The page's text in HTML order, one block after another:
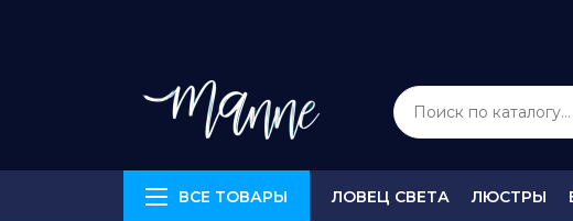
ВСЕ ТОВАРЫ ЛОВЕЦ СВЕТА ЛЮСТРЫ